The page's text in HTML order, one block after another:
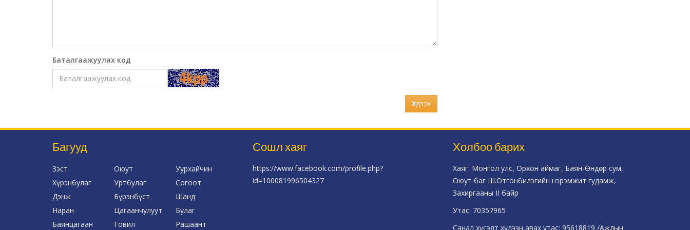
Баталгаажуулах код
Үлдээх
Багууд
Зэст Оюут
Уурхайчин
Хүрэнбулаг
Уртбулаг
Согоот
Дэнж
Бүрэнбүст
Шанд
Наран
Цагаанчулуут
Булаг
Баянцагаан
Говил Рашаант
Сошл хаяг
https://www.facebook.com/profile.php?
id=100081996504327
Холбоо барих
Хаяг: Монгол улс, Орхон аймаг, Баян-Өндөр сум,
Оюут баг Ш.Отгонбилэгийн нэрэмжит гудамж,
Захиргааны II байр
Утас: 70357965
Санал хүсэлт хүлээн авах утас: 95618819 /Ажлын